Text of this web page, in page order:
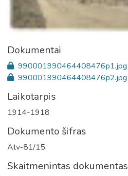
Dokumentai
990001990464408476p1.jpg
990001990464408476p2.jpg
Laikotarpis
1914-1918
Dokumento šifras
Atv-81/15
Skaitmenintas dokumentas